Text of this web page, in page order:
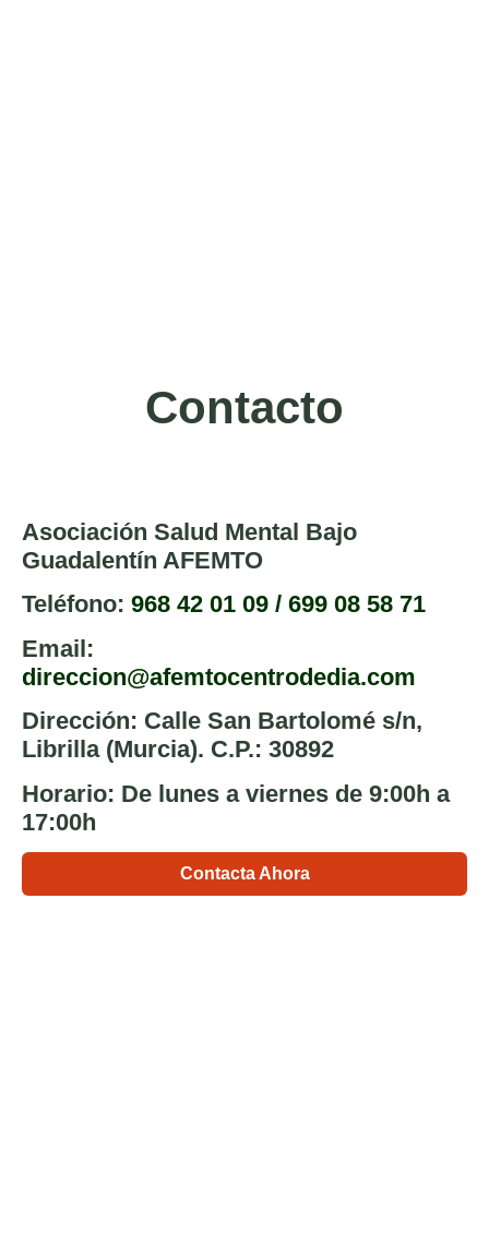
Contacto
Asociación Salud Mental Bajo
Guadalentín AFEMTO
Teléfono: 968 42 01 09 / 699 08 58 71
Email:
direccion@afemtocentrodedia.com
Dirección: Calle San Bartolomé s/n,
Librilla (Murcia). C.P.: 30892
Horario: De lunes a viernes de 9:00h a
17:00h
Contacta Ahora